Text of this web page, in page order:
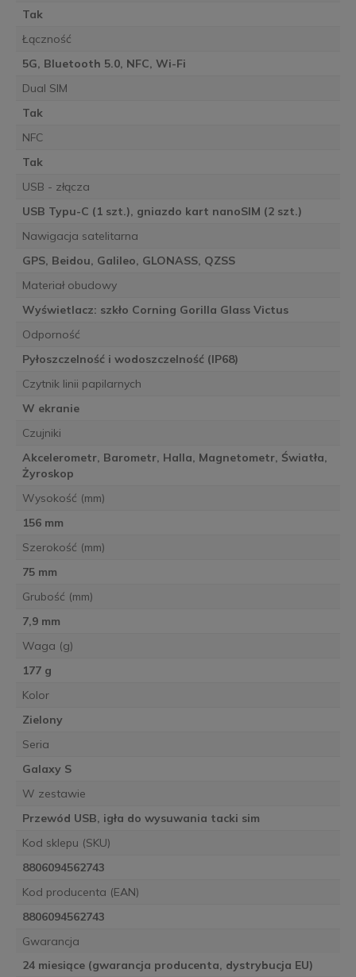
Tak
Łączność
5G, Bluetooth 5.0, NFC, Wi-Fi
Dual SIM
Tak
NFC
Tak
USB - złącza
USB Typu-C (1 szt.), gniazdo kart nanoSIM (2 szt.)
Nawigacja satelitarna
GPS, Beidou, Galileo, GLONASS, QZSS
Materiał obudowy
Wyświetlacz: szkło Corning Gorilla Glass Victus
Odporność
Pyłoszczelność i wodoszczelność (IP68)
Czytnik linii papilarnych
W ekranie
Czujniki
Akcelerometr, Barometr, Halla, Magnetometr, Światła,
Żyroskop
Wysokość (mm)
156 mm
Szerokość (mm)
75 mm
Grubość (mm)
7,9 mm
Waga (g)
177 g
Kolor
Zielony
Seria
Galaxy S
W zestawie
Przewód USB, igła do wysuwania tacki sim
Kod sklepu (SKU)
8806094562743
Kod producenta (EAN)
8806094562743
Gwarancja
24 miesiące (gwarancja producenta, dystrybucja EU)